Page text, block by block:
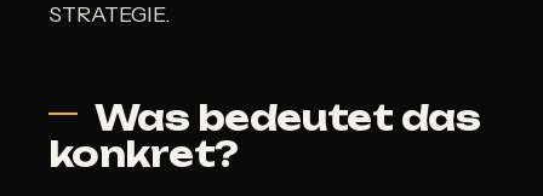
STRATEGIE.
Was bedeutet das
konkret?